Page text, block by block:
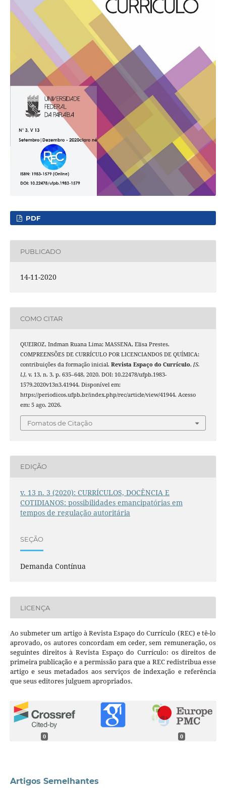
PDF
PUBLICADO
14-11-2020
COMO CITAR
QUEIROZ, Indman Ruana Lima; MASSENA, Elisa Prestes.
COMPREENSÕES DE CURRÍCULO POR LICENCIANDOS DE QUÍMICA:
contribuições da formação inicial. Revista Espaço do Currículo, [S.
l.], v. 13, n. 3, p. 635–648, 2020. DOI: 10.22478/ufpb.1983-
1579.2020v13n3.41944. Disponível em:
https://periodicos.ufpb.br/index.php/rec/article/view/41944. Acesso
em: 5 ago. 2026.
Fomatos de Citação
EDIÇÃO
v. 13 n. 3 (2020): CURRÍCULOS, DOCÊNCIA E
COTIDIANOS: possibilidades emancipatórias em
tempos de regulação autoritária
SEÇÃO
Demanda Contínua
LICENÇA
Ao submeter um artigo à Revista Espaço do Currículo (REC) e tê-lo
aprovado, os autores concordam em ceder, sem remuneração, os
seguintes direitos à Revista Espaço do Currículo: os direitos de
primeira publicação e a permissão para que a REC redistribua esse
artigo e seus metadados aos serviços de indexação e referência
que seus editores julguem apropriados.
0 0
Artigos Semelhantes